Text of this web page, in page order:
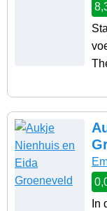
In